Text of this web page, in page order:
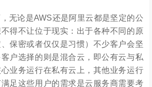
无论是AWS还是阿里云都是坚定的公
得不让位于现实：出于各种不同的原
保密或者仅仅是习惯）不少客户会坚
户选择的则是混合云，即公有云与私
业务运行在私有云上，其他业务运行
足这些用户的需求是云服务商需要考